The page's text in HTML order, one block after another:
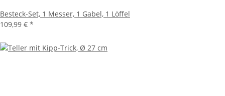
Besteck-Set, 1 Messer, 1 Gabel, 1 Löffel
109,99 € *